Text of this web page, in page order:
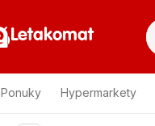
Letakomat
Ponuky Hypermarkety